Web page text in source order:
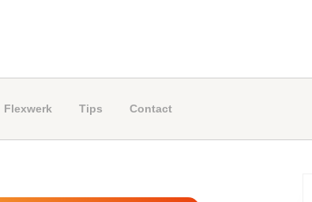
Flexwerk Tips Contact